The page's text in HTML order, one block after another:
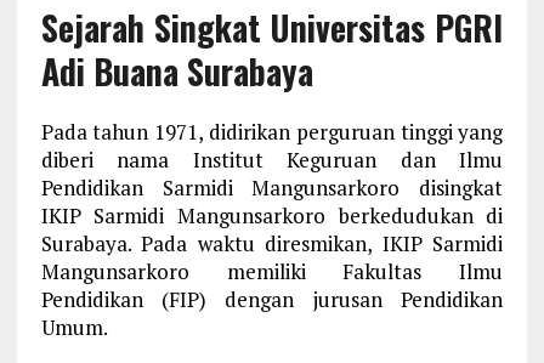
Sejarah Singkat Universitas PGRI
Adi Buana Surabaya
Pada tahun 1971, didirikan perguruan tinggi yang
diberi nama Institut Keguruan dan Ilmu
Pendidikan Sarmidi Mangunsarkoro disingkat
IKIP Sarmidi Mangunsarkoro berkedudukan di
Surabaya. Pada waktu diresmikan, IKIP Sarmidi
Mangunsarkoro memiliki Fakultas Ilmu
Pendidikan (FIP) dengan jurusan Pendidikan
Umum.